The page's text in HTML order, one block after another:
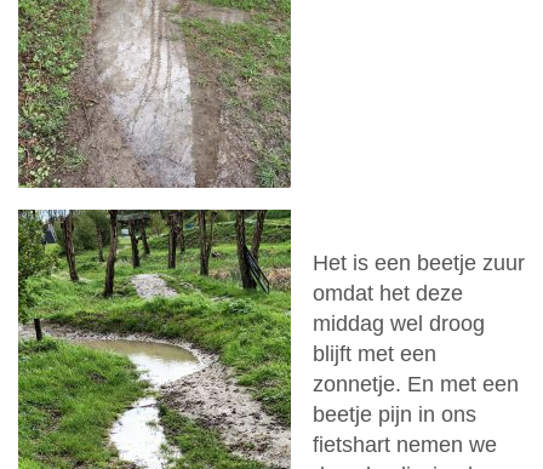
Het is een beetje zuur
omdat het deze
middag wel droog
blijft met een
zonnetje. En met een
beetje pijn in ons
fietshart nemen we